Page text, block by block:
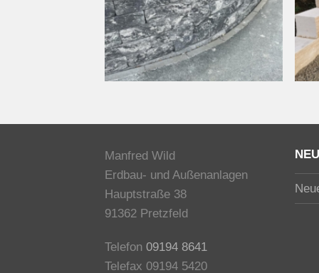
Manfred Wild
Erdbau- und Außenanlagen
Hauptstraße 38
91362 Pretzfeld
Telefon 09194 8641
Telefax 09194 5420